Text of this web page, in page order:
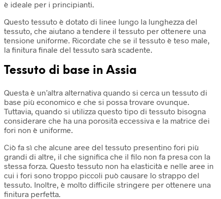
è ideale per i principianti.
Questo tessuto è dotato di linee lungo la lunghezza del
tessuto, che aiutano a tendere il tessuto per ottenere una
tensione uniforme. Ricordate che se il tessuto è teso male,
la finitura finale del tessuto sarà scadente.
Tessuto di base in Assia
Questa è un’altra alternativa quando si cerca un tessuto di
base più economico e che si possa trovare ovunque.
Tuttavia, quando si utilizza questo tipo di tessuto bisogna
considerare che ha una porosità eccessiva e la matrice dei
fori non è uniforme.
Ciò fa sì che alcune aree del tessuto presentino fori più
grandi di altre, il che significa che il filo non fa presa con la
stessa forza. Questo tessuto non ha elasticità e nelle aree in
cui i fori sono troppo piccoli può causare lo strappo del
tessuto. Inoltre, è molto difficile stringere per ottenere una
finitura perfetta.